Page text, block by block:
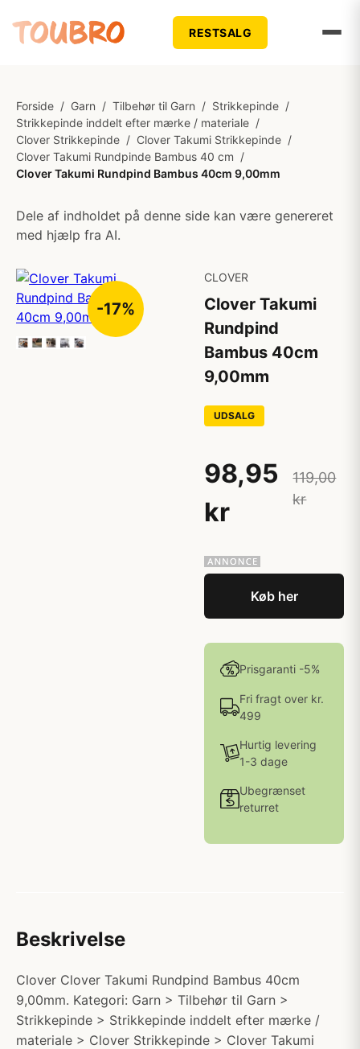
RESTSALG
Forside / Garn / Tilbehør til Garn / Strikkepinde /
Strikkepinde inddelt efter mærke / materiale /
Clover Strikkepinde / Clover Takumi Strikkepinde /
Clover Takumi Rundpinde Bambus 40 cm /
Clover Takumi Rundpind Bambus 40cm 9,00mm
Dele af indholdet på denne side kan være genereret
med hjælp fra AI.
-17%
CLOVER
Clover Takumi
Rundpind
Bambus 40cm
9,00mm
UDSALG
98,95
kr
119,00
kr
Køb her
Prisgaranti -5%
Fri fragt over kr.
499
Hurtig levering
1-3 dage
Ubegrænset
returret
Beskrivelse
Clover Clover Takumi Rundpind Bambus 40cm
9,00mm. Kategori: Garn > Tilbehør til Garn >
Strikkepinde > Strikkepinde inddelt efter mærke /
materiale > Clover Strikkepinde > Clover Takumi